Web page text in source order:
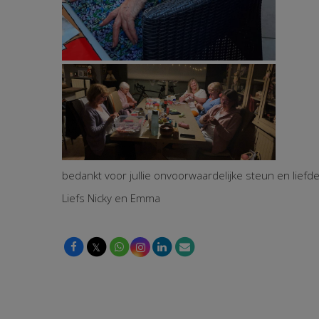
bedankt voor jullie onvoorwaardelijke steun en
Liefs Nicky en Emma
𝕏